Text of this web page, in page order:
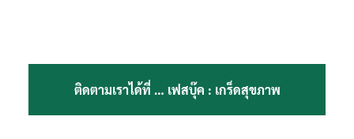
ติดตามเราได้ที่ … เฟสบุ๊ค : เกร็ดสุขภาพ